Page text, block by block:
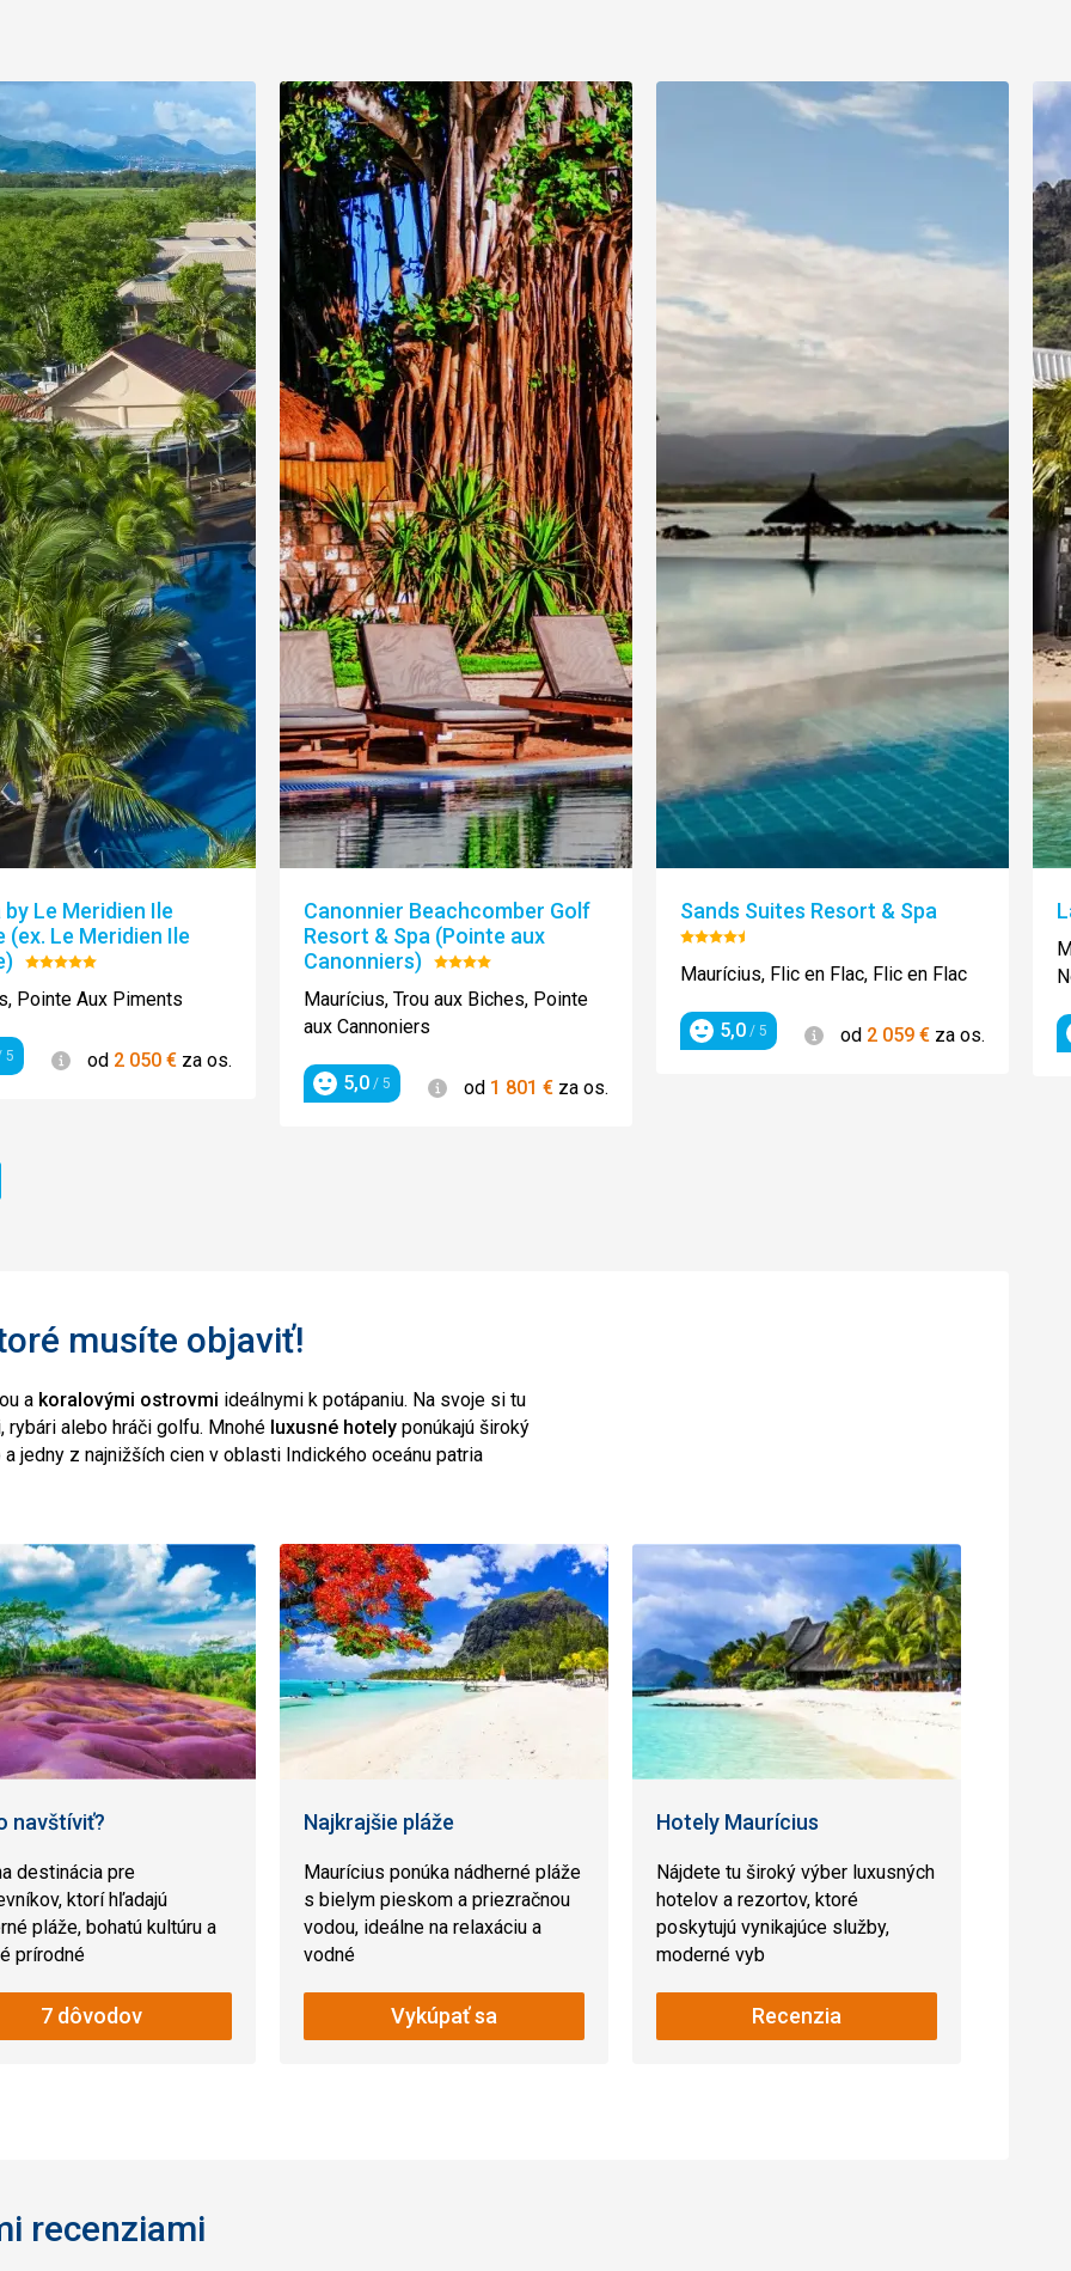
by Le Meridien Ile
(ex. Le Meridien Ile
Hodnotenie:
5/5
Pointe Aux Piments
5 Informácie
od 2 050 € za os.
Canonnier Beachcomber Golf
Resort & Spa (Pointe aux
Canonniers) Hodnotenie:
4/5
Maurícius, Trou aux Biches, Pointe
aux Cannoniers
Hodnotenie
5,0 / 5 Informácie
od 1 801 € za os.
Sands Suites Resort & Spa
Hodnotenie:
4.5/5
Maurícius, Flic en Flac, Flic en Flac
Hodnotenie
5,0 / 5 Informácie
od 2 059 € za os.
musíte objaviť!
a koralovými ostrovmi ideálnymi k potápaniu. Na svoje si tu
rybári alebo hráči golfu. Mnohé luxusné hotely ponúkajú široký
jedny z najnižších cien v oblasti Indického oceánu patria
navštíviť?
destinácia pre
ktorí hľadajú
pláže, bohatú kultúru a
prírodné
7 dôvodov
Najkrajšie pláže
Maurícius ponúka nádherné pláže
s bielym pieskom a priezračnou
vodou, ideálne na relaxáciu a
vodné
Vykúpať sa
Hotely Maurícius
Nájdete tu široký výber luxusných
hotelov a rezortov, ktoré
poskytujú vynikajúce služby,
moderné vyb
Recenzia
recenziami